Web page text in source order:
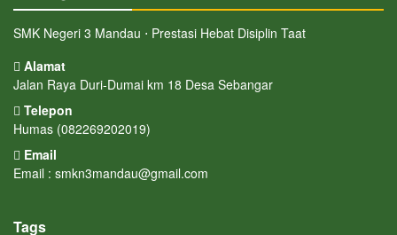
SMK Negeri 3 Mandau ⋅ Prestasi Hebat Disiplin Taat
Alamat
Jalan Raya Duri-Dumai km 18 Desa Sebangar
Telepon
Humas (082269202019)
Email
Email : smkn3mandau@gmail.com
Tags